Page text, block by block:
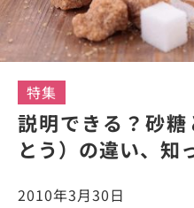
特集
説明できる？砂
とう）の違い、知
2010年3月30日